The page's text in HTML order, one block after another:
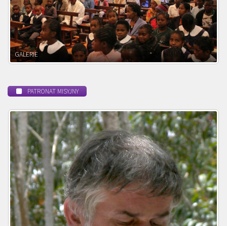
POWOŁANIE MISYJNE
PATRONAT MISYJNY